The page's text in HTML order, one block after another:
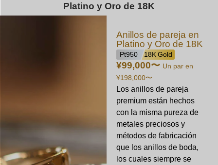
Platino y Oro de 18K
Anillos de pareja en
Platino y Oro de 18K
Pt950 18K Gold
¥99,000〜 Un par en
¥198,000〜
Los anillos de pareja
premium están hechos
con la misma pureza de
metales preciosos y
métodos de fabricación
que los anillos de boda,
los cuales siempre se